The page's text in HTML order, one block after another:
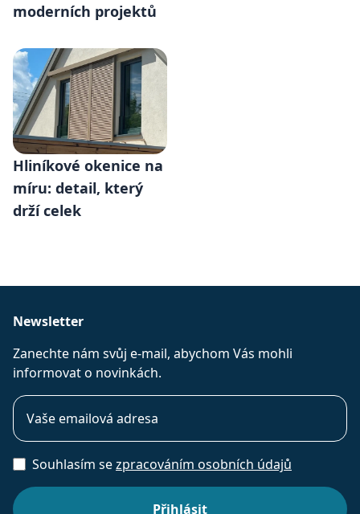
moderních projektů
Hliníkové okenice na
míru: detail, který
drží celek
Newsletter
Zanechte nám svůj e-mail, abychom Vás mohli
informovat o novinkách.
Souhlasím sezpracováním osobních údajů